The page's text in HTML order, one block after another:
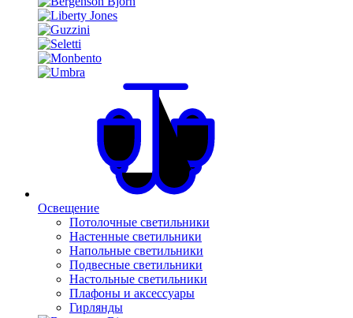
Освещение
Потолочные светильники
Настенные светильники
Напольные светильники
Подвесные светильники
Настольные светильники
Плафоны и аксессуары
Гирлянды